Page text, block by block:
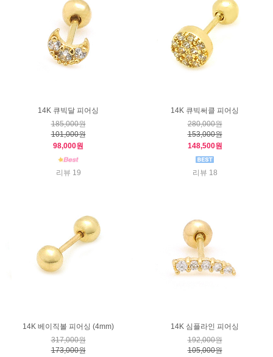
14K 큐빅달 피어싱
185,000원
101,000원
98,000원
리뷰 19
14K 큐빅써클 피어싱
280,000원
153,000원
148,500원
리뷰 18
14K 베이직볼 피어싱 (4mm)
317,000원
173,000원
14K 심플라인 피어싱
192,000원
105,000원